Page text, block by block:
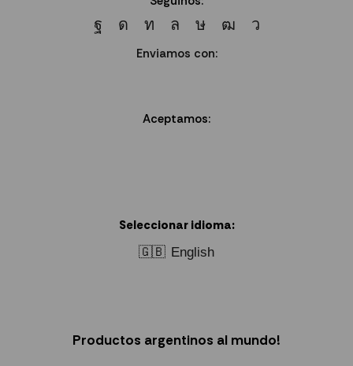
Enviamos con:
Aceptamos:
Seleccionar idioma:
🇬🇧 English
Productos argentinos al mundo!